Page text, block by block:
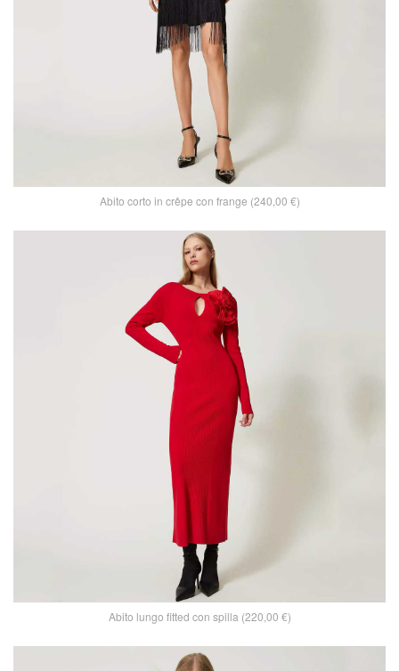
Abito corto in crêpe con frange (240,00 €)
Abito lungo fitted con spilla (220,00 €)